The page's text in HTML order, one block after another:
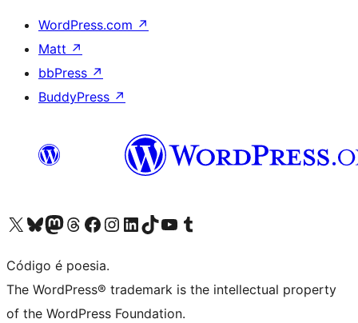
WordPress.com ↗
Matt ↗
bbPress ↗
BuddyPress ↗
Visite a nossa conta X (antigo Twitter)
Visit our Bluesky account
Visit our Mastodon account
Visit our Threads account
Visite a nossa página do Facebook
Visite a nossa conta no Instagram
Visite a nossa conta no LinkedIn
Visit our TikTok account
Visit our YouTube channel
Visit our Tumblr account
Código é poesia.
The WordPress® trademark is the intellectual property
of the WordPress Foundation.